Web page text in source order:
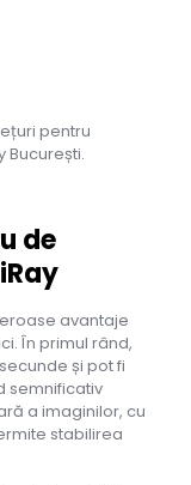
pentru
București.
de
avantaje
În primul rând,
și pot fi
semnificativ
a imaginilor, cu
stabilirea